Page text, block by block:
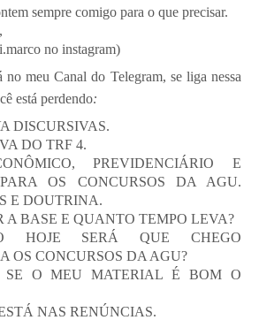
sempre comigo para o que precisar.
no instagram)
no meu Canal do Telegram, se liga nessa
está perdendo:
DISCURSIVAS.
DO TRF 4.
PREVIDENCIÁRIO E
OS CONCURSOS DA AGU.
E DOUTRINA.
A BASE E QUANTO TEMPO LEVA?
HOJE SERÁ QUE CHEGO
OS CONCURSOS DA AGU?
SE O MEU MATERIAL É BOM O
NAS RENÚNCIAS.